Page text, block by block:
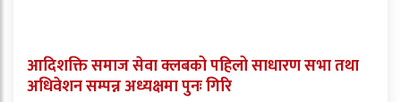
आदिशक्ति समाज सेवा क्लबको पहिलो साधारण सभा तथा
अधिवेशन सम्पन्न अध्यक्षमा पुनः गिरि